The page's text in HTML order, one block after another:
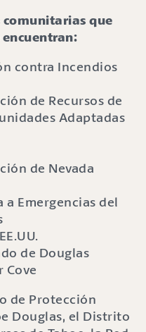
comunitarias que
contra Incendios
de Recursos de
Adaptadas
de Nevada
a Emergencias del
de Douglas
Cove
de Protección
Douglas, el Distrito